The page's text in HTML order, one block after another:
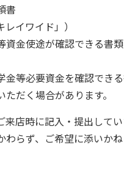
書
イワイド」）
資金使途が確認できる書
金等必要資金を確認でき
だく場合があります。
来店時に記入・提出し
らず、ご希望に添いか